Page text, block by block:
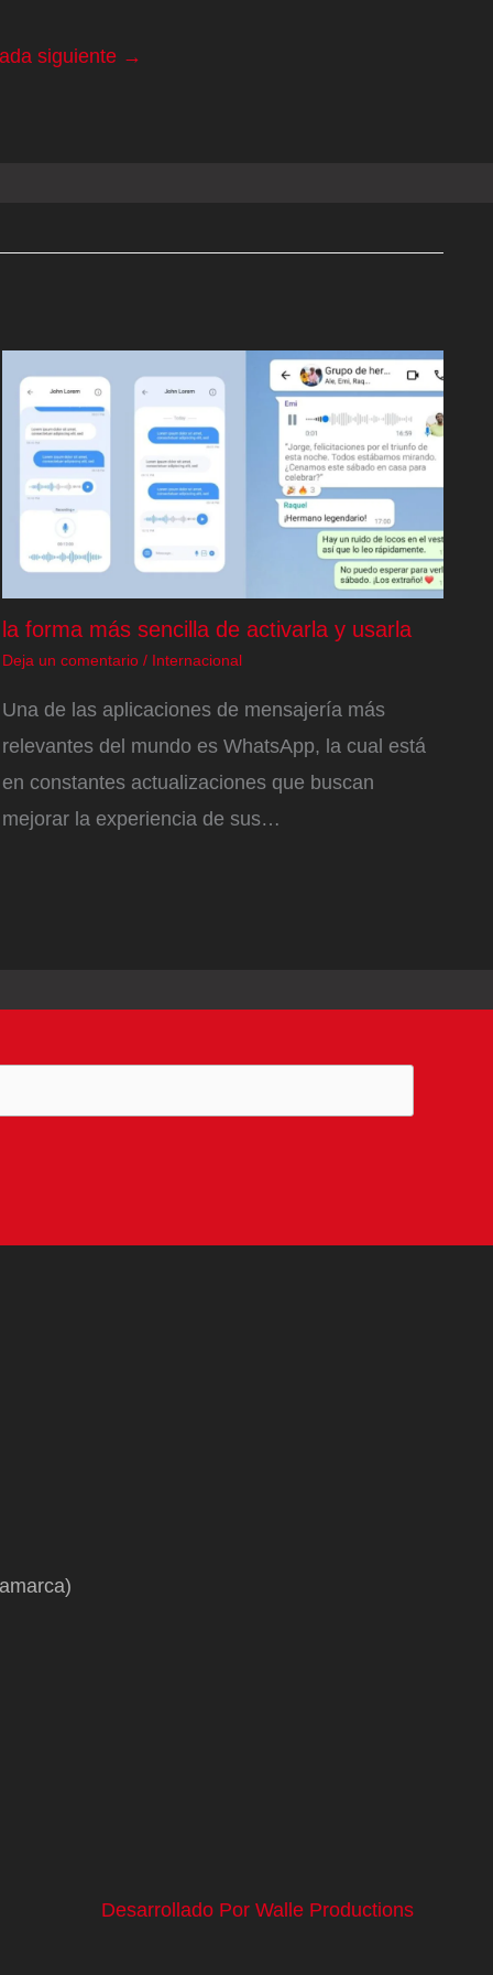
siguiente →
la forma más sencilla de activarla y usarla
Deja un comentario / Internacional
Una de las aplicaciones de mensajería más
relevantes del mundo es WhatsApp, la cual está
en constantes actualizaciones que buscan
mejorar la experiencia de sus…
Desarrollado Por Walle Productions